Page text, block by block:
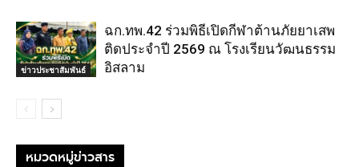
ข่าวประชาสัมพันธ์
ฉก.ทพ.42 ร่วมพิธีเปิดกีฬาต้านภัยยาเสพ
ติดประจำปี 2569 ณ โรงเรียนวัฒนธรรม
อิสลาม
หมวดหมู่ข่าวสาร